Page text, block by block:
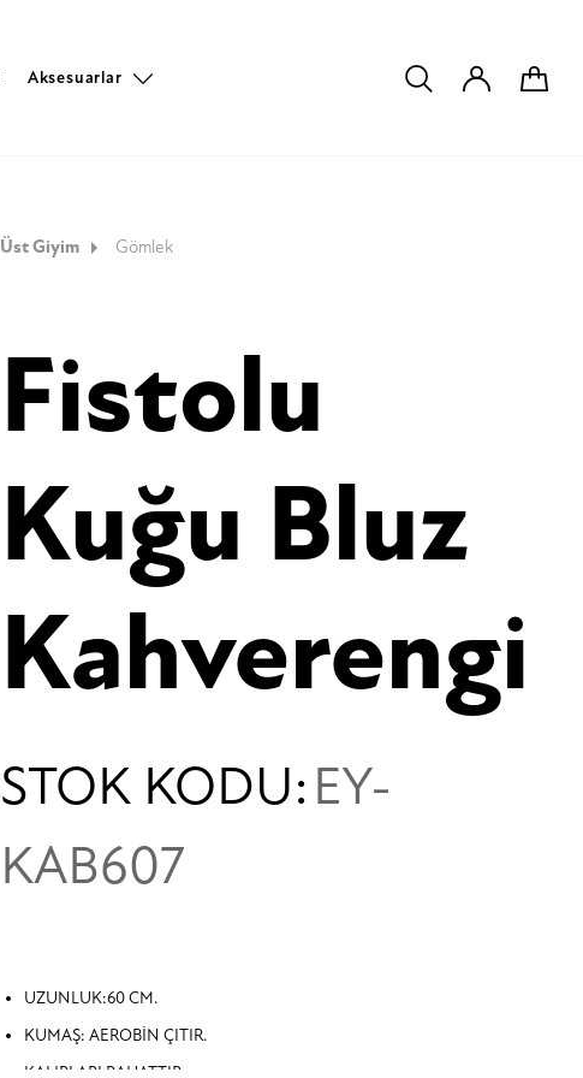
Aksesuarlar
Üst Giyim Gömlek
Fistolu
Kuğu Bluz
Kahverengi
STOK KODU:EY-
KAB607
UZUNLUK:60 CM.
KUMAŞ: AEROBİN ÇITIR.
KALIPLARI RAHATTIR.